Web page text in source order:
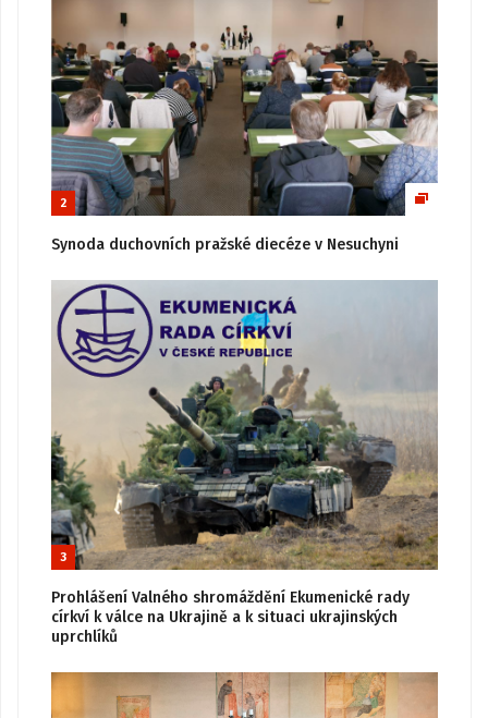
2
Synoda duchovních pražské diecéze v Nesuchyni
3
Prohlášení Valného shromáždění Ekumenické rady
církví k válce na Ukrajině a k situaci ukrajinských
uprchlíků